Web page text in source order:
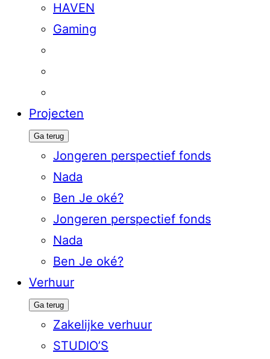
HAVEN
Gaming
Projecten
Ga terug
Jongeren perspectief fonds
Nada
Ben Je oké?
Jongeren perspectief fonds
Nada
Ben Je oké?
Verhuur
Ga terug
Zakelijke verhuur
STUDIO’S